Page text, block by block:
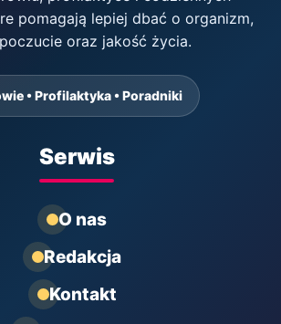
pomagają lepiej dbać o organizm,
oraz jakość życia.
• Profilaktyka • Poradniki
Serwis
O nas
Redakcja
Kontakt